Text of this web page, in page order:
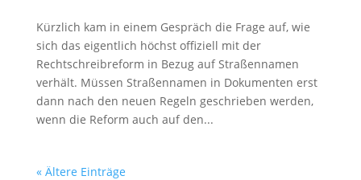
Kürzlich kam in einem Gespräch die Frage auf, wie
sich das eigentlich höchst offiziell mit der
Rechtschreibreform in Bezug auf Straßennamen
verhält. Müssen Straßennamen in Dokumenten erst
dann nach den neuen Regeln geschrieben werden,
wenn die Reform auch auf den...
« Ältere Einträge